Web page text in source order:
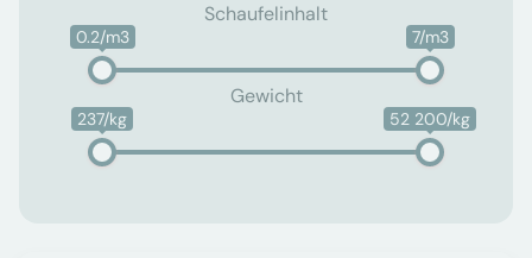
Schaufelinhalt
0.2/m3 7/m3
Gewicht
237/kg 52 200/kg